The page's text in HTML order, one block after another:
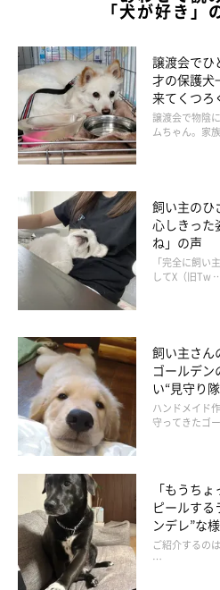
「犬が好き」
譲渡会でひ
才の保護
来てくつろ
譲渡会で物陰
ムちゃん。家
飼い主の
心しきった
ね」の声
「完全に飼い
してX（旧Tw
飼い主さん
ゴールデ
い“見守り
ハンドメイド
守ってきたゴ
「もうち
ピールする
ンデレ”な
ご紹介するの
…